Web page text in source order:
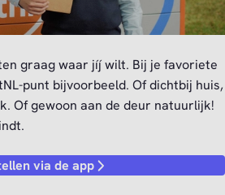
graag waar jíj wilt. Bij je favoriete
punt bijvoorbeeld. Of dichtbij huis,
Of gewoon aan de deur natuurlijk!
via de app